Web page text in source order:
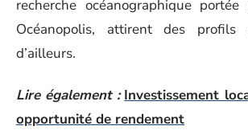
recherche océanographique
Océanopolis, attirent des profils
d’ailleurs.
Lire également : Investissement
opportunité de rendement